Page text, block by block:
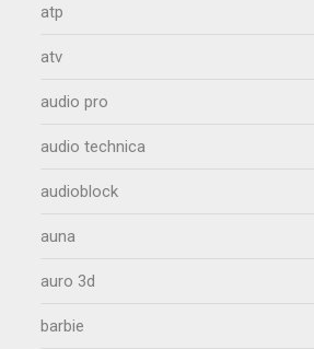
atp
atv
audio pro
audio technica
audioblock
auna
auro 3d
barbie